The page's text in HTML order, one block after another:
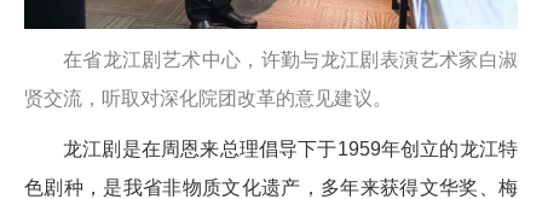
在省龙江剧艺术中心，许勤与龙江剧表演艺术家白淑
贤交流，听取对深化院团改革的意见建议。
龙江剧是在周恩来总理倡导下于1959年创立的龙江特
色剧种，是我省非物质文化遗产，多年来获得文华奖、梅